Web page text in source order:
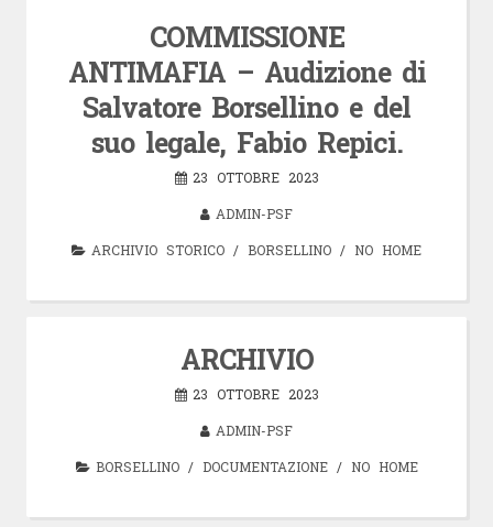
COMMISSIONE
ANTIMAFIA – Audizione di
Salvatore Borsellino e del
suo legale, Fabio Repici.
23 OTTOBRE 2023
ADMIN-PSF
ARCHIVIO STORICO / BORSELLINO / NO HOME
ARCHIVIO
23 OTTOBRE 2023
ADMIN-PSF
BORSELLINO/ DOCUMENTAZIONE/ NO HOME